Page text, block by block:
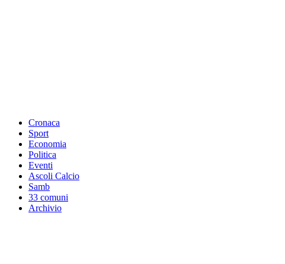
Cronaca
Sport
Economia
Politica
Eventi
Ascoli Calcio
Samb
33 comuni
Archivio